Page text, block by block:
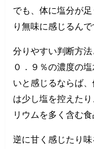
でも、体に塩分が
り無味に感じるんで
分りやすい判断方
０．９％の濃度の
いと感じるならば
は少し塩を控えた
リウムを多く含む
逆に甘く感じたり